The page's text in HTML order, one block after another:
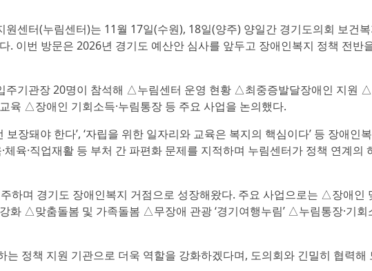
센터(누림센터)는 11월 17일(수원), 18일(양주) 양일간 경기도의회 보건
. 이번 방문은 2026년 경기도 예산안 심사를 앞두고 장애인복지 정책 전반
주기관장 20명이 참석해 △누림센터 운영 현황 △최중증발달장애인 지원
△장애인 기회소득·누림통장 등 주요 사업을 논의했다.
장돼야 한다’, ‘자립을 위한 일자리와 교육은 복지의 핵심이다’ 등 장애인
육·직업재활 등 부처 간 파편화 문제를 지적하며 누림센터가 정책 연계의
하며 경기도 장애인복지 거점으로 성장해왔다. 주요 사업으로는 △장애인
화 △맞춤돌봄 및 가족돌봄 △무장애 관광 ‘경기여행누림’ △누림통장·기
정책 지원 기관으로 더욱 역할을 강화하겠다며, 도의회와 긴밀히 협력해